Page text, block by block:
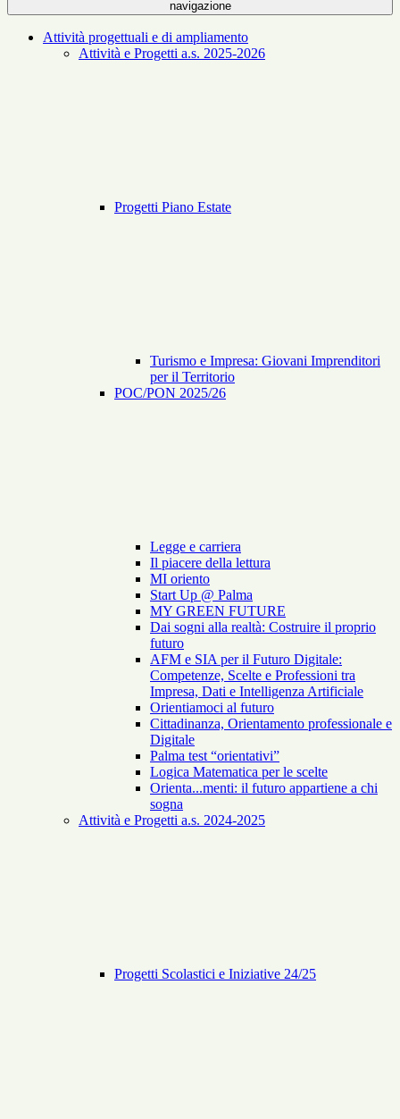
navigazione
Attività progettuali e di ampliamento
Attività e Progetti a.s. 2025-2026
Progetti Piano Estate
Turismo e Impresa: Giovani Imprenditori
per il Territorio
POC/PON 2025/26
Legge e carriera
Il piacere della lettura
MI oriento
Start Up @ Palma
MY GREEN FUTURE
Dai sogni alla realtà: Costruire il proprio
futuro
AFM e SIA per il Futuro Digitale:
Competenze, Scelte e Professioni tra
Impresa, Dati e Intelligenza Artificiale
Orientiamoci al futuro
Cittadinanza, Orientamento professionale e
Digitale
Palma test “orientativi”
Logica Matematica per le scelte
Orienta...menti: il futuro appartiene a chi
sogna
Attività e Progetti a.s. 2024-2025
Progetti Scolastici e Iniziative 24/25